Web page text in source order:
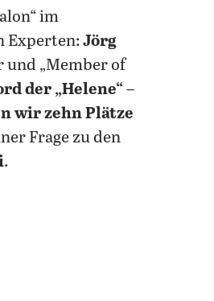
im
Experten:Jörg
und „Member of
der „Helene“–
wir zehn Plätze
Frage zu den
.